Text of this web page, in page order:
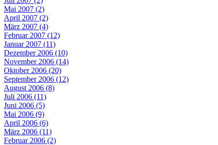
Mai 2007 (2)
April 2007 (2)
März 2007 (4)
Februar 2007 (12)
Januar 2007 (11)
Dezember 2006 (10)
November 2006 (14)
Oktober 2006 (20)
September 2006 (12)
August 2006 (8)
Juli 2006 (11)
Juni 2006 (5)
Mai 2006 (9)
April 2006 (6)
März 2006 (11)
Februar 2006 (2)